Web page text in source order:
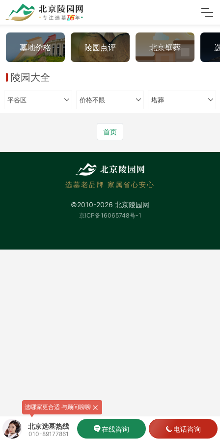
墓地价格 陵园点评 北京壁葬
陵园大全
平谷区 价格不限 塔葬
首页
北京选墓热线
010-89177861
在线咨询 电话咨询
选哪家更合适 与顾问聊聊
选墓老品牌 家属省心安心
©2010-2026 北京陵园网
京ICP备16065748号-1